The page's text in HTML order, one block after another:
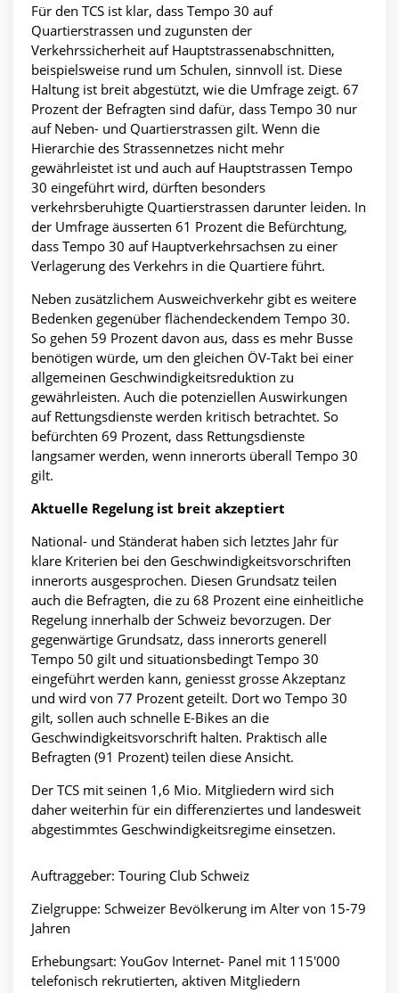
Für den TCS ist klar, dass Tempo 30 auf
Quartierstrassen und zugunsten der
Verkehrssicherheit auf Hauptstrassenabschnitten,
beispielsweise rund um Schulen, sinnvoll ist. Diese
Haltung ist breit abgestützt, wie die Umfrage zeigt. 67
Prozent der Befragten sind dafür, dass Tempo 30 nur
auf Neben- und Quartierstrassen gilt. Wenn die
Hierarchie des Strassennetzes nicht mehr
gewährleistet ist und auch auf Hauptstrassen Tempo
30 eingeführt wird, dürften besonders
verkehrsberuhigte Quartierstrassen darunter leiden. In
der Umfrage äusserten 61 Prozent die Befürchtung,
dass Tempo 30 auf Hauptverkehrsachsen zu einer
Verlagerung des Verkehrs in die Quartiere führt.
Neben zusätzlichem Ausweichverkehr gibt es weitere
Bedenken gegenüber flächendeckendem Tempo 30.
So gehen 59 Prozent davon aus, dass es mehr Busse
benötigen würde, um den gleichen ÖV-Takt bei einer
allgemeinen Geschwindigkeitsreduktion zu
gewährleisten. Auch die potenziellen Auswirkungen
auf Rettungsdienste werden kritisch betrachtet. So
befürchten 69 Prozent, dass Rettungsdienste
langsamer werden, wenn innerorts überall Tempo 30
gilt.
Aktuelle Regelung ist breit akzeptiert
National- und Ständerat haben sich letztes Jahr für
klare Kriterien bei den Geschwindigkeitsvorschriften
innerorts ausgesprochen. Diesen Grundsatz teilen
auch die Befragten, die zu 68 Prozent eine einheitliche
Regelung innerhalb der Schweiz bevorzugen. Der
gegenwärtige Grundsatz, dass innerorts generell
Tempo 50 gilt und situationsbedingt Tempo 30
eingeführt werden kann, geniesst grosse Akzeptanz
und wird von 77 Prozent geteilt. Dort wo Tempo 30
gilt, sollen auch schnelle E-Bikes an die
Geschwindigkeitsvorschrift halten. Praktisch alle
Befragten (91 Prozent) teilen diese Ansicht.
Der TCS mit seinen 1,6 Mio. Mitgliedern wird sich
daher weiterhin für ein differenziertes und landesweit
abgestimmtes Geschwindigkeitsregime einsetzen.
Auftraggeber: Touring Club Schweiz
Zielgruppe: Schweizer Bevölkerung im Alter von 15-79
Jahren
Erhebungsart: YouGov Internet- Panel mit 115'000
telefonisch rekrutierten, aktiven Mitgliedern